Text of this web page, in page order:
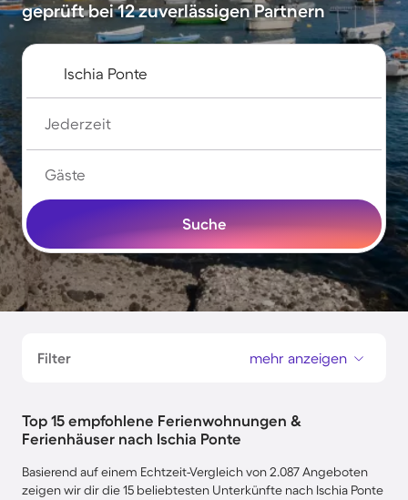
geprüft bei 12 zuverlässigen Partnern
Jederzeit
Gäste
Suche
Filter mehr anzeigen
Top 15 empfohlene Ferienwohnungen &
Ferienhäuser nach Ischia Ponte
Basierend auf einem Echtzeit-Vergleich von 2.087 Angeboten
zeigen wir dir die 15 beliebtesten Unterkünfte nach Ischia Ponte